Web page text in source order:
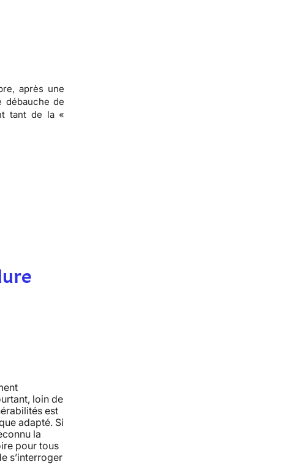
après une
débauche de
tant de la «
loin de
est
adapté. Si
la
pour tous
s’interroger